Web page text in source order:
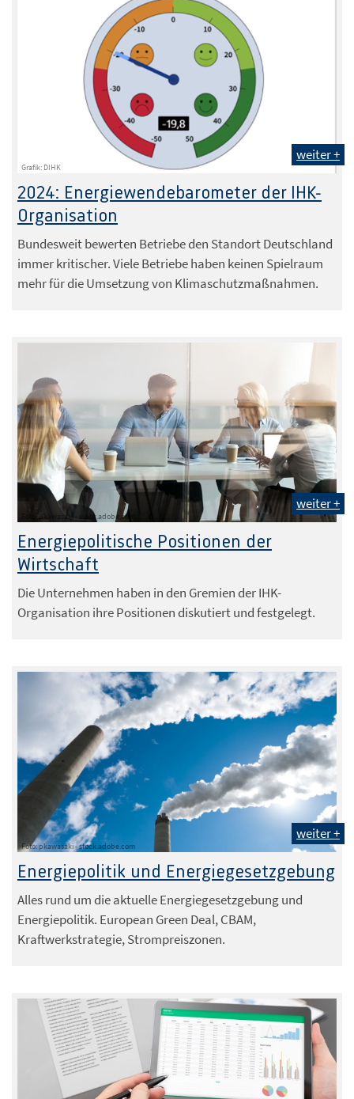
Grafik: DIHK
weiter +
2024: Energiewendebarometer der IHK-
Organisation
Bundesweit bewerten Betriebe den Standort Deutschland
immer kritischer. Viele Betriebe haben keinen Spielraum
mehr für die Umsetzung von Klimaschutzmaßnahmen.
Foto: pkawasaki - stock.adobe.com
weiter +
Energiepolitische Positionen der
Wirtschaft
Die Unternehmen haben in den Gremien der IHK-
Organisation ihre Positionen diskutiert und festgelegt.
Foto: pkawasaki - stock.adobe.com
weiter +
Energiepolitik und Energiegesetzgebung
Alles rund um die aktuelle Energiegesetzgebung und
Energiepolitik. European Green Deal, CBAM,
Kraftwerkstrategie, Strompreiszonen.